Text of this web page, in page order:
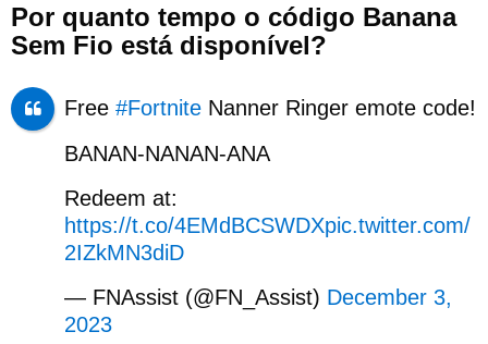
Por quanto tempo o código Banana
Sem Fio está disponível?
Free #FortniteNanner Ringer emote code!
BANAN-NANAN-ANA
Redeem at:
https://t.co/4EMdBCSWDXpic.twitter.com/
2IZkMN3diD
— FNAssist (@FN_Assist) December 3,
2023